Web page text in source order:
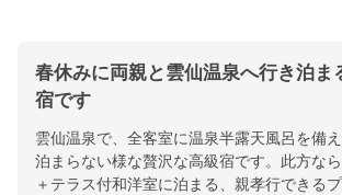
春休みに両親と雲仙温泉へ行き泊ま
宿です
雲仙温泉で、全客室に温泉半露天風呂を備
泊まらない様な贅沢な高級宿です。此方な
＋テラス付和洋室に泊まる、親孝行できる